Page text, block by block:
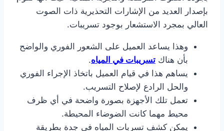
بإصدار العديد من الإشارات التحذيرية ذات الصوت
العالي بمجرد الاستشعار بوجود تسريبات.
وهذا يساعد العميل على الشعور الفوري والواضح
بأن هناك تسريبات في المياه.
يساهم هذا في قيام العميل باتخاذ الإجراء الفوري
والحل الرادع لإصلاح التسريب.
تعمل تلك الأجهزة بصورة واضحة في أي ظرف
محيط مهما كانت الضوضاء المحيطة.
يمكن كشف تسربات المياه في جدة بطريقة